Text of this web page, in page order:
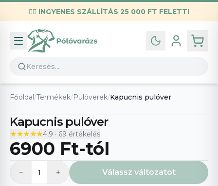
✌🏼 INGYENES SZÁLLÍTÁS 25 000 FT FELETT!
Infó
Kapcsolat
GYIK
Általános szerződési feltételek
Adatvédelmi nyilatkozat
Főoldal /Termékek/Pulóverek/Kapucnis pulóver
Kapucnis pulóver
★★★★★
★★★★★4,9 · 69 értékelés
6900 Ft-tól
− 1 + Válassz változatot